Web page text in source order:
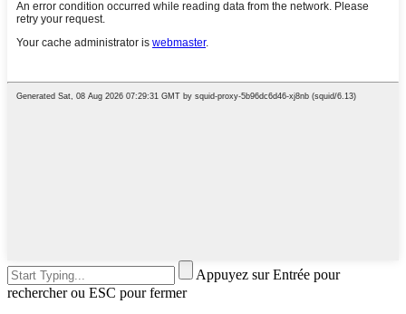
Appuyez sur Entrée pour
rechercher ou ESC pour fermer